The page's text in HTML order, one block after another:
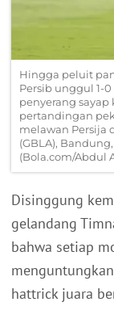
Hingga peluit
Persib unggul 1-
penyerang sayap
pertandingan
melawan Persija
(GBLA),
(Bola.com/Abdul
Disinggung
gelandang
bahwa setiap
hattrick juara